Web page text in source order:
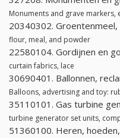
Monuments and grave markers,
20340302.
flour, meal, and powder
22580104. Gordijnen en
curtain fabrics, lace
30690401. Ballonnen,
Balloons, advertising and toy:
35110101. Gas turbine
turbine generator set units,
51360100. Heren,